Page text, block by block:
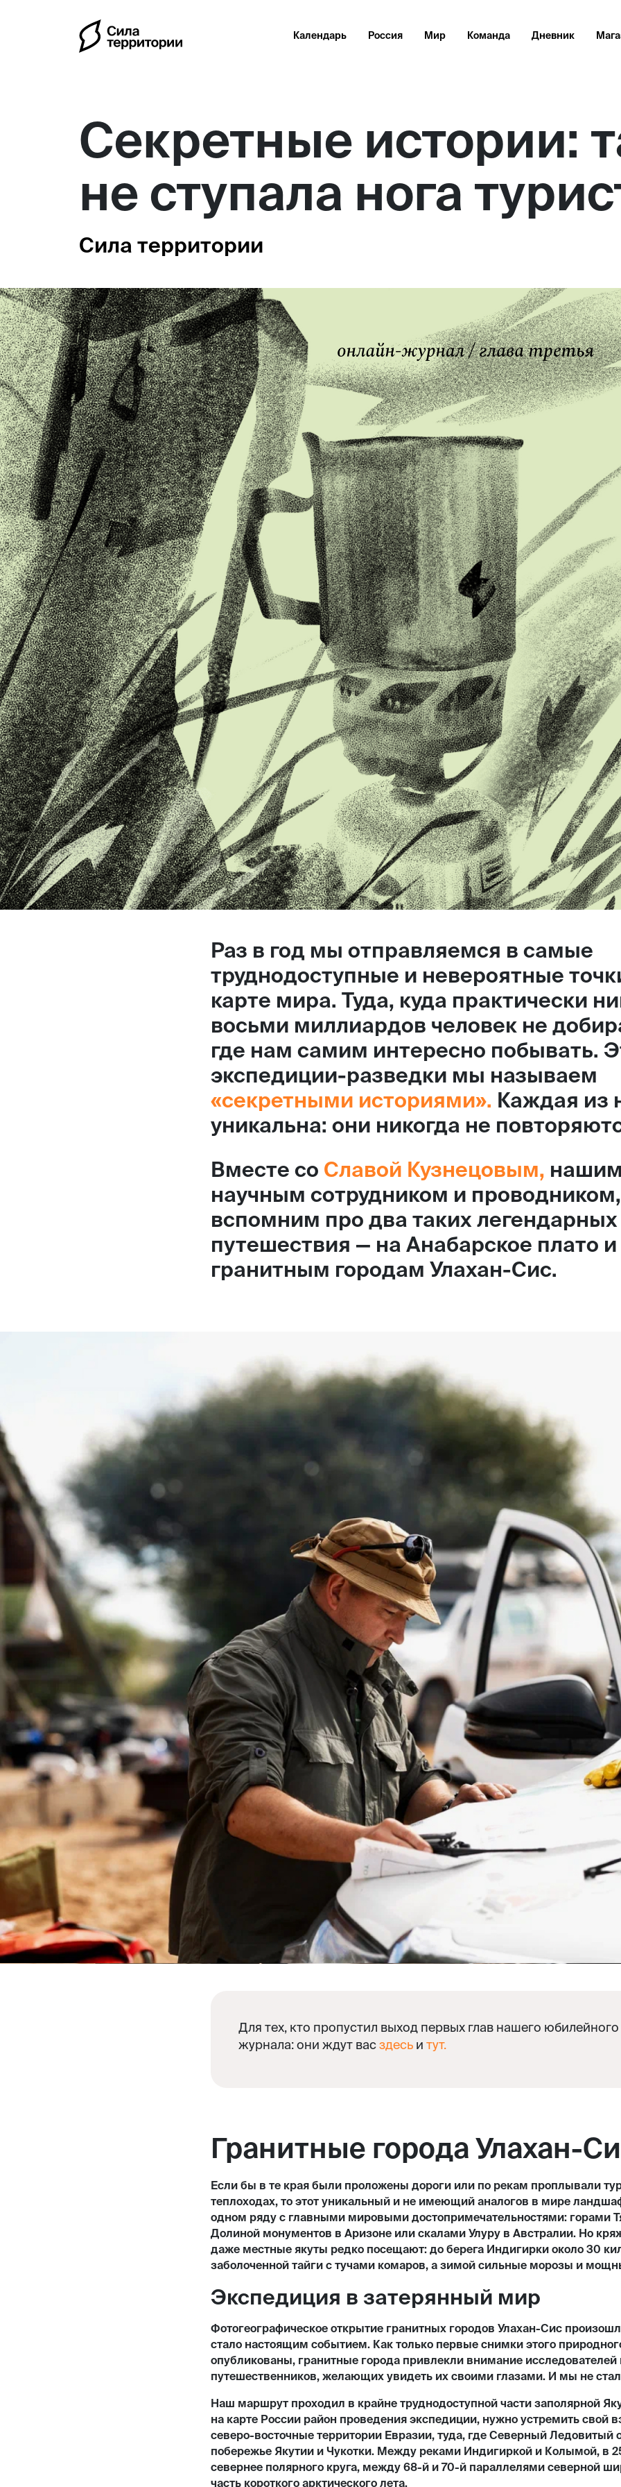
Календарь Россия Мир Команда Дневник
Секретные истории:
не ступала нога
Сила территории
Раз в год мы отправляемся в самые
труднодоступные и невероятные
карте мира. Туда, куда практически
восьми миллиардов человек не
где нам самим интересно побывать.
экспедиции-разведки мы называем
«секретными историями». Каждая из
уникальна: они никогда не
Вместе со Славой Кузнецовым,
научным сотрудником и проводником,
вспомним про два таких легендарных
путешествия — на Анабарское плато и
гранитным городам Улахан-Сис.
Для тех, кто пропустил выход первых глав нашего
журнала: они ждут васздесь и тут.
Гранитные города Улахан-
Если бы в те края были проложены дороги или по рекам проплывали
теплоходах, то этот уникальный и не имеющий аналогов в мире
одном ряду с главными мировыми достопримечательностями: горами
Долиной монументов в Аризоне или скалами Улуру в Австралии. Но
даже местные якуты редко посещают: до берега Индигирки около 30
заболоченной тайги с тучами комаров, а зимой сильные морозы и
Экспедиция в затерянный мир
Фотогеографическое открытие гранитных городов Улахан-Сис
стало настоящим событием. Как только первые снимки этого
опубликованы, гранитные города привлекли внимание исследователей
путешественников, желающих увидеть их своими глазами. И мы не
Наш маршрут проходил в крайне труднодоступной части заполярной
на карте России район проведения экспедиции, нужно устремить свой
северо-восточные территории Евразии, туда, где Северный Ледовитый
побережье Якутии и Чукотки. Между реками Индигиркой и Колымой, в
севернее полярного круга, между 68-й и 70-й параллелями северной
часть короткого арктического лета.